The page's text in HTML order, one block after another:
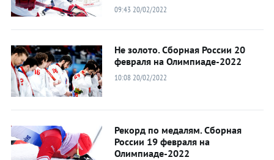
09:43 20/02/2022
Не золото. Сборная России 20
февраля на Олимпиаде-2022
10:08 20/02/2022
Рекорд по медалям. Сборная
России 19 февраля на
Олимпиаде-2022